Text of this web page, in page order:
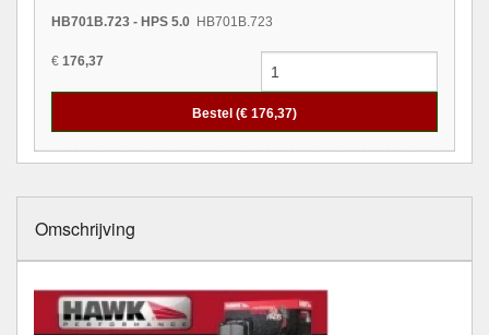
HB701B.723 - HPS 5.0 HB701B.723
€ 176,37
Bestel (€ 176,37)
Omschrijving